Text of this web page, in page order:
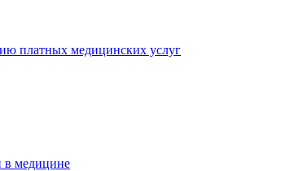
платных медицинских услуг
в медицине